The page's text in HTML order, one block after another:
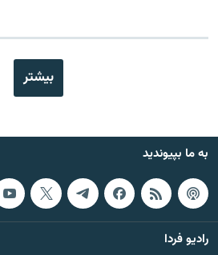
بیشتر
به ما بپیوندید
رادیو فردا